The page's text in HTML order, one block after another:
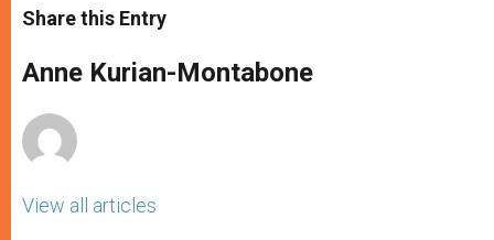
t
s
p
p
s
e
g
e
e
b
o
k
r
Share this Entry
Anne Kurian-Montabone
View all articles